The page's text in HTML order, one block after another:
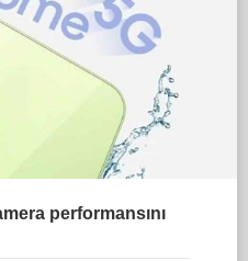
performansını